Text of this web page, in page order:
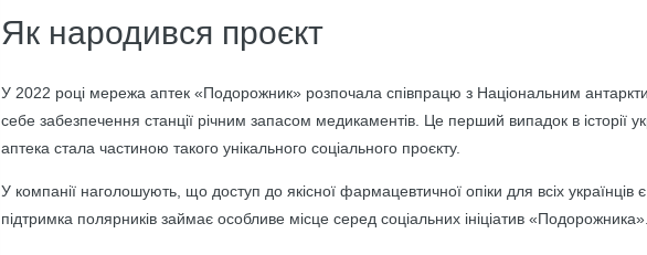
Як народився проєкт
У 2022 році мережа аптек «Подорожник» розпочала співпрацю з Національним
себе забезпечення станції річним запасом медикаментів. Це перший випадок в історії
аптека стала частиною такого унікального соціального проєкту.
У компанії наголошують, що доступ до якісної фармацевтичної опіки для всіх українців
підтримка полярників займає особливе місце серед соціальних ініціатив «Подорожника».